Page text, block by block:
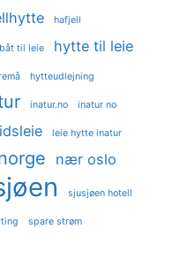
hafjell
til leie hytte til leie
hytteudlejning
inatur.no inatur no
leie hytte inatur
nær oslo
sjusjøen hotell
spare strøm